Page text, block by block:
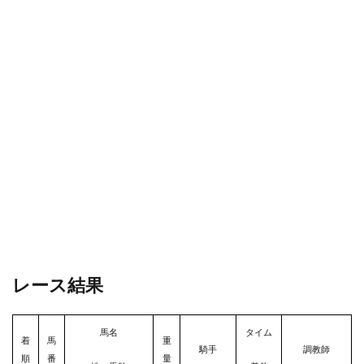
レース結果
着
順
馬
番
馬名
重
量
騎手
タイム
調教師